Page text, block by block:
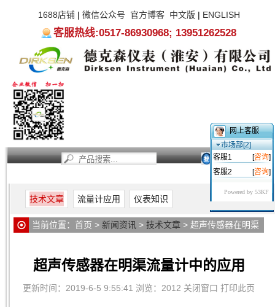
1688店铺| 微信公众号 官方博客 中文版 | ENGLISH
客服热线:0517-86930968; 13951262528
技术文章 流量计应用 仪表知识
当前位置： 首页 > 新闻资讯 > 技术文章 > 超声传感器在明渠
超声传感器在明渠流量计中的应用
更新时间：2019-6-5 9:55:41 浏览：2012 关闭窗口 打印此页
网上客服
市场部[2]
客服1
[咨询]
客服2
[咨询]
Powered by 53KF